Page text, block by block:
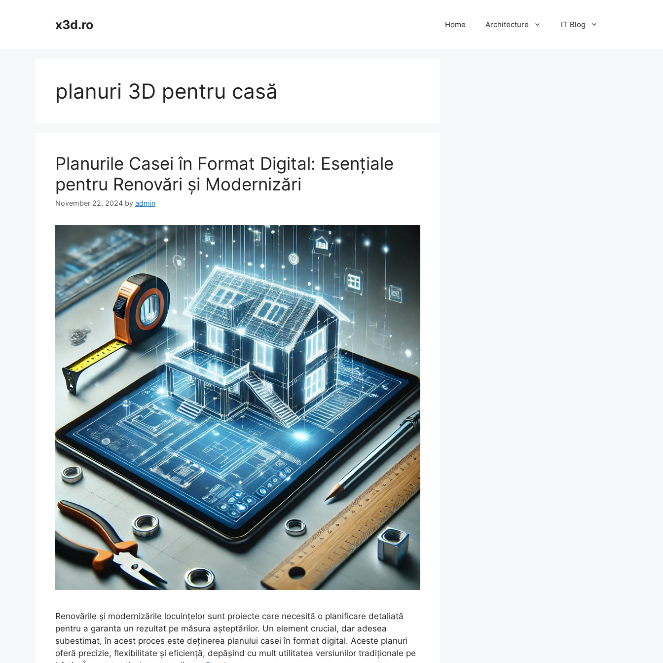
x3d.ro Home Architecture IT Blog
planuri 3D pentru casă
Planurile Casei în Format Digital: Esențiale
pentru Renovări și Modernizări
November 22, 2024 by admin
Renovările și modernizările locuințelor sunt proiecte care necesită o planificare detaliată
pentru a garanta un rezultat pe măsura așteptărilor. Un element crucial, dar adesea
subestimat, în acest proces este deținerea planului casei în format digital. Aceste planuri
oferă precizie, flexibilitate și eficiență, depășind cu mult utilitatea versiunilor tradiționale pe